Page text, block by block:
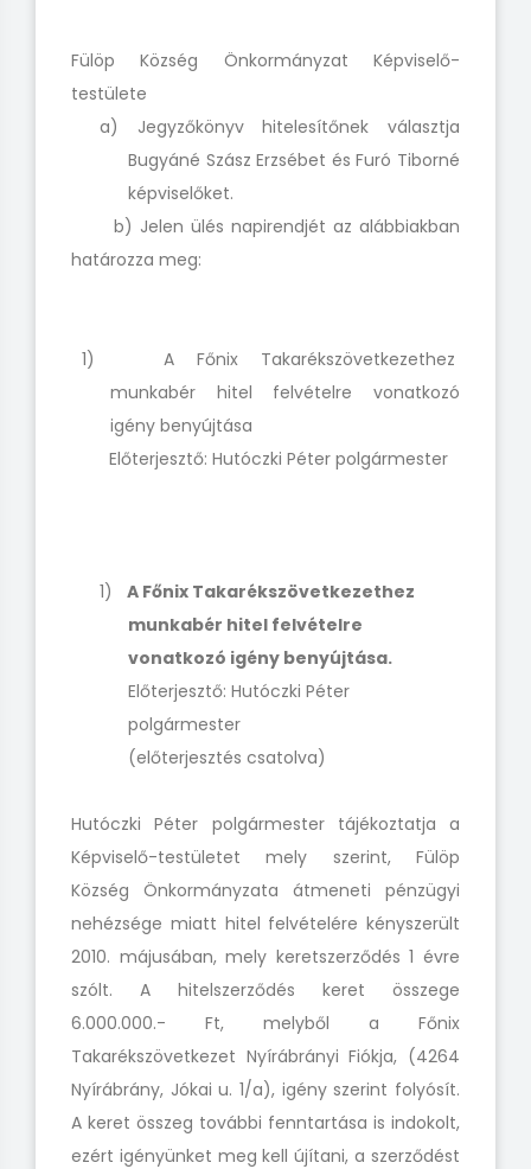
Fülöp Község Önkormányzat Képviselő-
testülete
a) Jegyzőkönyv hitelesítőnek választja
Bugyáné Szász Erzsébet és Furó Tiborné
képviselőket.
b) Jelen ülés napirendjét az alábbiakban
határozza meg:
1) A Főnix Takarékszövetkezethez
munkabér hitel felvételre vonatkozó
igény benyújtása
Előterjesztő: Hutóczki Péter polgármester
1) A Főnix Takarékszövetkezethez
munkabér hitel felvételre
vonatkozó igény benyújtása.
Előterjesztő: Hutóczki Péter
polgármester
(előterjesztés csatolva)
Hutóczki Péter polgármester tájékoztatja a
Képviselő-testületet mely szerint, Fülöp
Község Önkormányzata átmeneti pénzügyi
nehézsége miatt hitel felvételére kényszerült
2010. májusában, mely keretszerződés 1 évre
szólt. A hitelszerződés keret összege
6.000.000.- Ft, melyből a Főnix
Takarékszövetkezet Nyírábrányi Fiókja, (4264
Nyírábrány, Jókai u. 1/a), igény szerint folyósít.
A keret összeg további fenntartása is indokolt,
ezért igényünket meg kell újítani, a szerződést